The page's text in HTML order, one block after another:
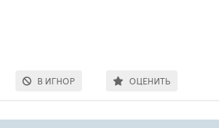
В ИГНОР ОЦЕНИТЬ